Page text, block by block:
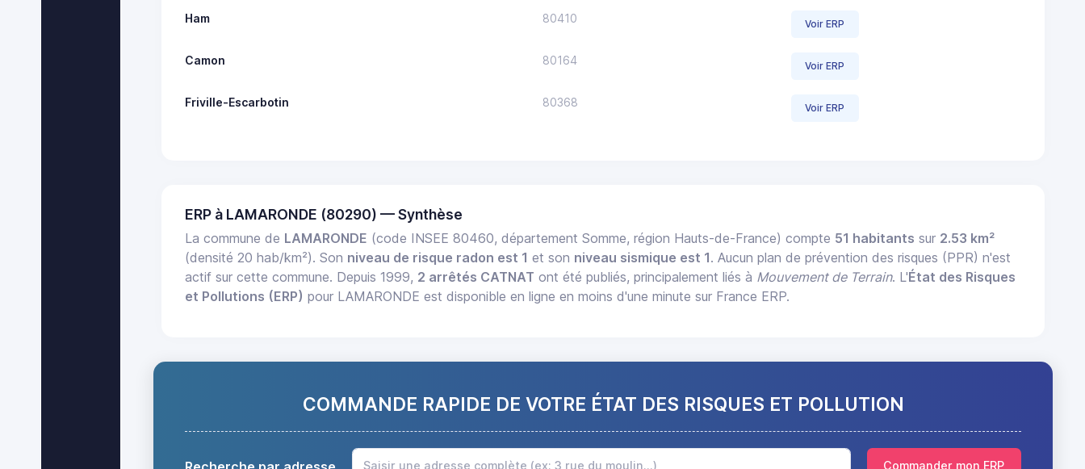
Ham 80410 Voir ERP
Camon 80164 Voir ERP
Friville-Escarbotin 80368 Voir ERP
ERP à LAMARONDE (80290) — Synthèse
La commune de LAMARONDE (code INSEE 80460, département Somme, région Hauts-de-France) compte 51 habitants sur 2.53 km²
(densité 20 hab/km²). Son niveau de risque radon est 1 et son niveau sismique est 1. Aucun plan de prévention des risques (PPR) n'est
actif sur cette commune. Depuis 1999, 2 arrêtés CATNAT ont été publiés, principalement liés à Mouvement de Terrain. L'État des Risques
et Pollutions (ERP) pour LAMARONDE est disponible en ligne en moins d'une minute sur France ERP.
COMMANDE RAPIDE DE VOTRE ÉTAT DES RISQUES ET POLLUTION
Commander mon ERP